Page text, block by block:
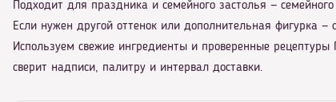
Подходит для праздника и семейного застолья —
Если нужен другой оттенок или дополнительная фигурка —
Используем свежие ингредиенты и проверенные
сверит надписи, палитру и интервал доставки.